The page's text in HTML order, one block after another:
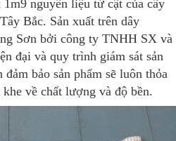
nguyên liệu từ cật của cây
Bắc. Sản xuất trên dây
Sơn bởi công ty TNHH SX và
đại và quy trình giám sát sản
bảo sản phẩm sẽ luôn thỏa
về chất lượng và độ bền.